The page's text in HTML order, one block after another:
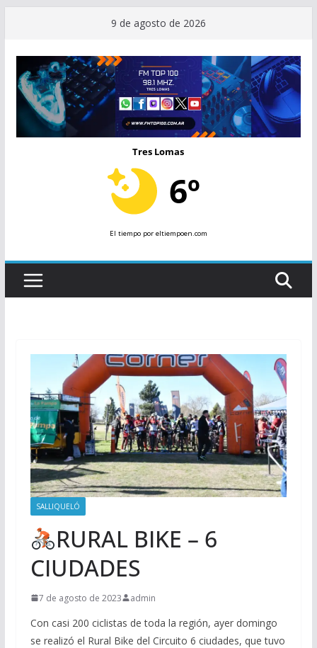
contenido
9 de agosto de 2026
Tres Lomas
6º
El tiempopor eltiempoen.com
SALLIQUELÓ
RURAL BIKE – 6
CIUDADES
7 de agosto de 2023 admin
Con casi 200 ciclistas de toda la región, ayer domingo
se realizó el Rural Bike del Circuito 6 ciudades, que tuvo